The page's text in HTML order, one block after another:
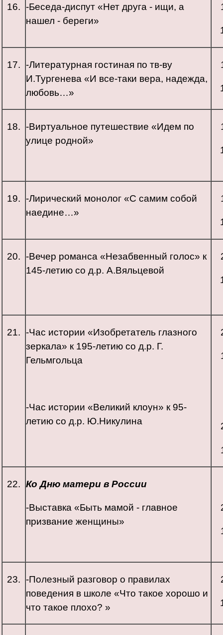
16. -Беседа-диспут «Нет друга - ищи, а
нашел - береги»
17. -Литературная гостиная по тв-ву
И.Тургенева «И все-таки вера, надежда,
любовь…»
18. -Виртуальное путешествие «Идем по
улице родной»
19. -Лирический монолог «С самим собой
наедине…»
20. -Вечер романса «Незабвенный голос» к
145-летию со д.р. А.Вяльцевой
21. -Час истории «Изобретатель глазного
зеркала» к 195-летию со д.р. Г.
Гельмгольца
-Час истории «Великий клоун» к 95-
летию со д.р. Ю.Никулина
22. Ко Дню матери в России
-Выставка «Быть мамой - главное
призвание женщины»
23. -Полезный разговор о правилах
поведения в школе «Что такое хорошо и
что такое плохо? »